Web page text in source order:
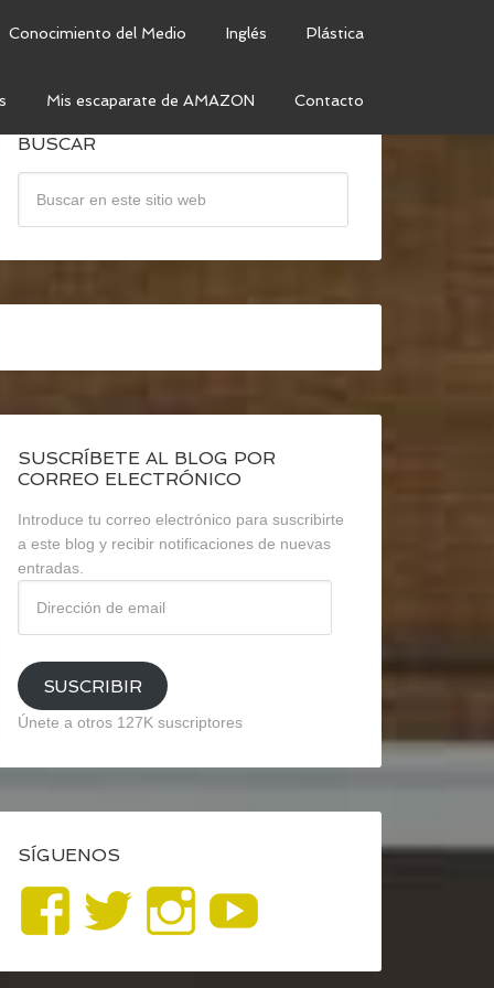
Conocimiento del Medio Inglés Plástica
Mis escaparate de AMAZON Contacto
BUSCAR
SUSCRÍBETE AL BLOG POR
CORREO ELECTRÓNICO
Introduce tu correo electrónico para suscribirte
a este blog y recibir notificaciones de nuevas
entradas.
email
SUSCRIBIR
Únete a otros 127K suscriptores
SÍGUENOS
Ver
perfil
Ver
perfil
Ver
perfil